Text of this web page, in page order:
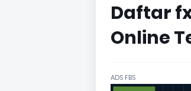
Daftar
Online
ADS FBS